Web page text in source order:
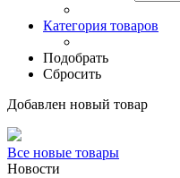
Категория товаров
Подобрать
Сбросить
Добавлен новый товар
Все новые товары
Новости